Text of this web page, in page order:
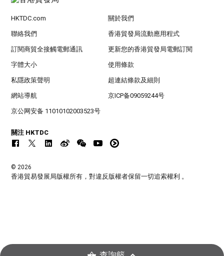
HKTDC.com 關於我們
聯絡我們 香港貿發局流動應用程式
訂閱商貿全接觸電郵通訊 更新您的香港貿發局電郵訂閱
字體大小 使用條款
私隱政策聲明 超連結條款及細則
網站導航 京ICP备09059244号
京公网安备 11010102003523号
關注 HKTDC
© 2026
香港貿易發展局版權所有，對違反版權者保留一切追索權利 。